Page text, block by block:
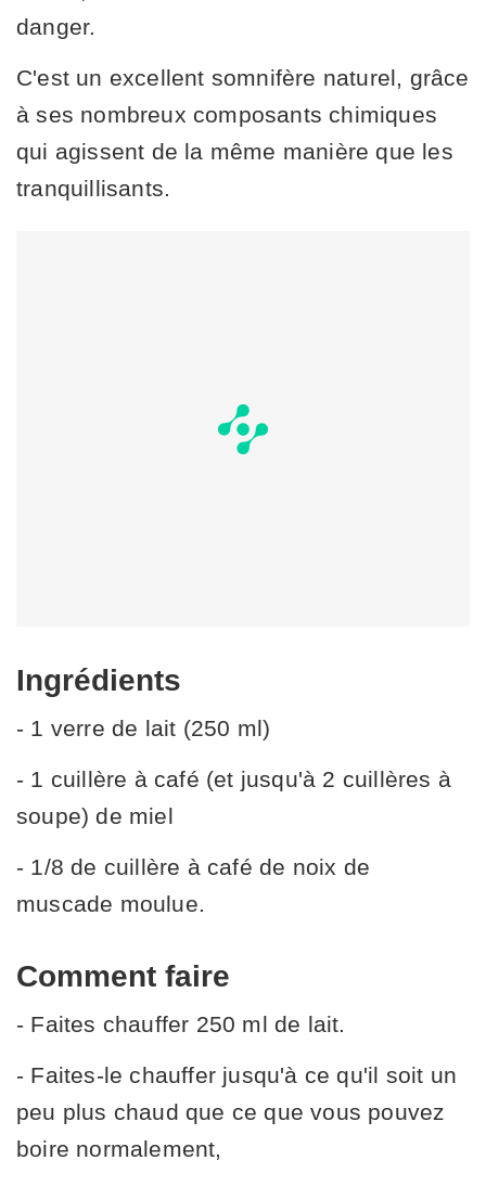
danger.
C'est un excellent somnifère naturel, grâce
à ses nombreux composants chimiques
qui agissent de la même manière que les
tranquillisants.
Ingrédients
- 1 verre de lait (250 ml)
- 1 cuillère à café (et jusqu'à 2 cuillères à
soupe) de miel
- 1/8 de cuillère à café de noix de
muscade moulue.
Comment faire
- Faites chauffer 250 ml de lait.
- Faites-le chauffer jusqu'à ce qu'il soit un
peu plus chaud que ce que vous pouvez
boire normalement,